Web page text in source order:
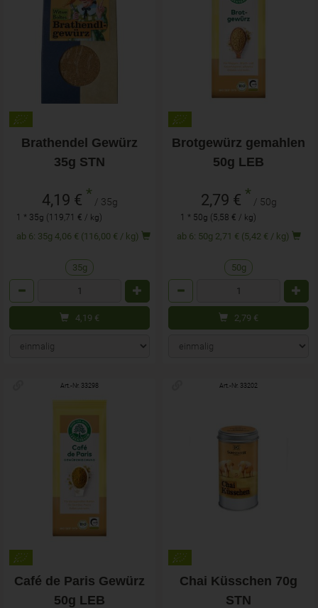
Brathendel Gewürz
35g STN
4,19 € * / 35g
1 * 35g (119,71 € / kg)
ab 6: 35g 4,06 € (116,00 € / kg)
35g
4,19 €
Brotgewürz gemahlen
50g LEB
2,79 € * / 50g
1 * 50g (5,58 € / kg)
ab 6: 50g 2,71 € (5,42 € / kg)
50g
2,79 €
Art.-Nr. 33298
Café de Paris Gewürz
50g LEB
Art.-Nr. 33202
Chai Küsschen 70g
STN